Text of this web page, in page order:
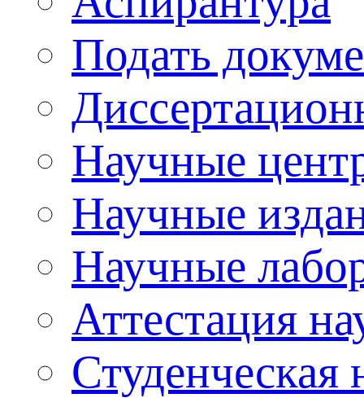
Подать
Научные
Научные
Научные
Аттестация
Студенческая